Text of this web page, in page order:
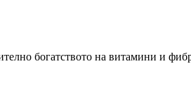
богатството на витамини и